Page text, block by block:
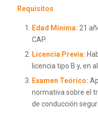
Requisitos
Edad Mínima: 21
CAP.
Licencia Previa:
licencia tipo B y, en
Examen Teórico:
normativa sobre el
de conducción